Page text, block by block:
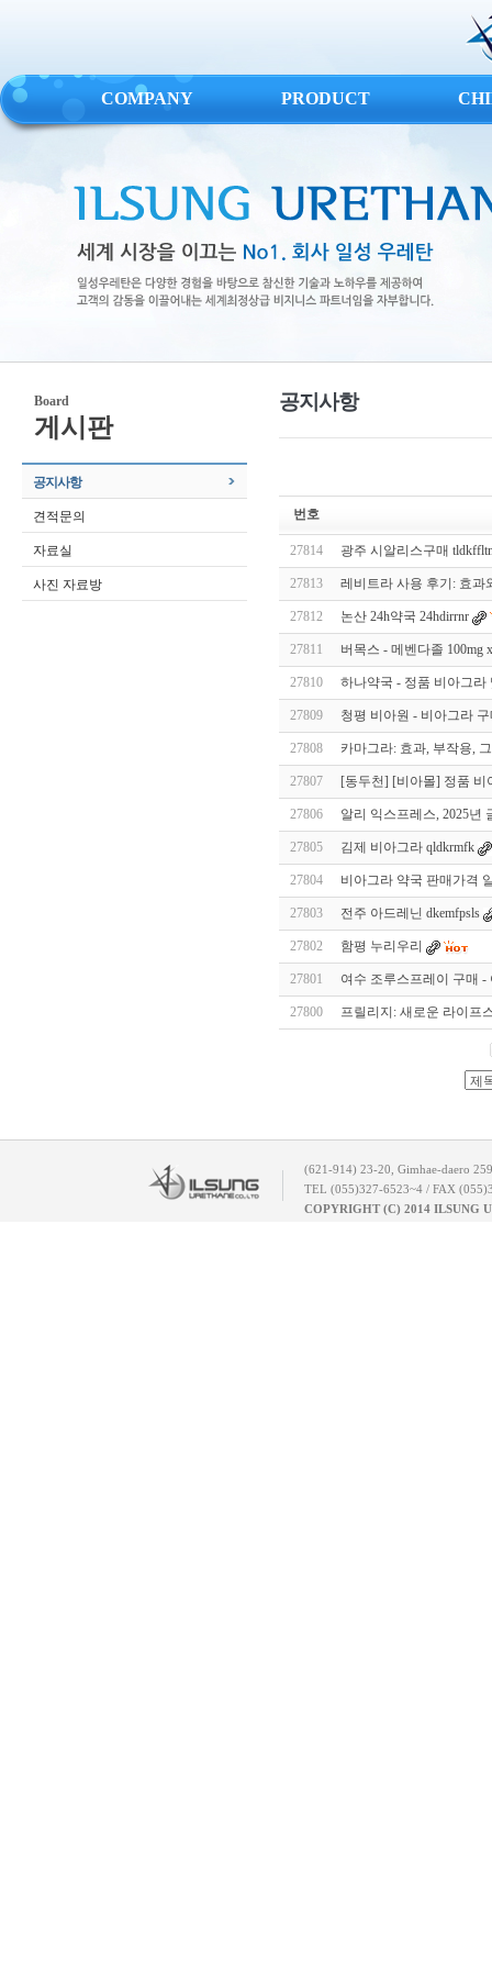
COMPANY PRODUCT
Board
게시판
공지사항
견적문의
자료실
사진 자료방
공지사항
번호
27814 광주 시알리스구매
27813 레비트라 사용 후기: 효과
27812 논산 24h약국 24hdirrnr
27811 버목스 - 메벤다졸
27810 하나약국 - 정품 비아그라
27809 청평 비아원 - 비아그라
27808 카마그라: 효과, 부작용,
27807 [동두천] [비아몰] 정품 비
27806 알리 익스프레스, 2025년
27805 김제 비아그라 qldkrmfk
27804 비아그라 약국 판매가격
27803 전주 아드레닌 dkemfpsls
27802 함평 누리우리
27801 여수 조루스프레이 구매
27800 프릴리지: 새로운 라이프
(621-914) 23-20, Gimhae-daero
TEL (055)327-6523~4 / FAX
COPYRIGHT (C) 2014 ILSUNG